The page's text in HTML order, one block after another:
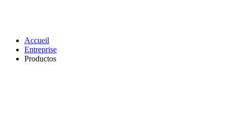
Accueil
Entreprise
Productos